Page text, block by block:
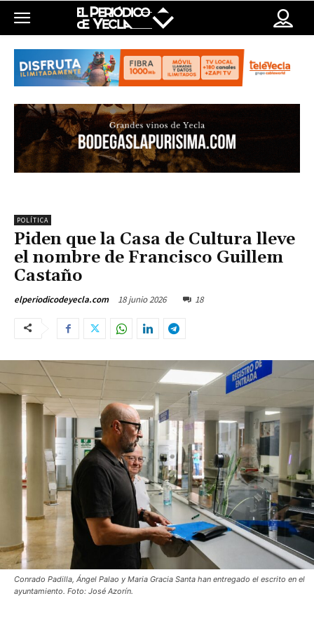
POLÍTICA
Piden que la Casa de Cultura lleve
el nombre de Francisco Guillem
Castaño
elperiodicodeyecla.com 18 junio 2026 18
Conrado Padilla, Ángel Palao y Maria Gracia Santa han entregado el escrito en el
ayuntamiento. Foto: José Azorín.